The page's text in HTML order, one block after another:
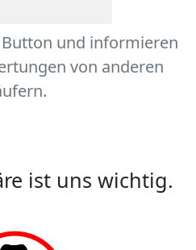
und informieren
von anderen
ist uns wichtig.